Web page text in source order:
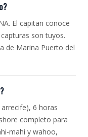
El capitan conoce
son tuyos.
de Marina Puerto del
6 horas
completo para
mahi y wahoo,